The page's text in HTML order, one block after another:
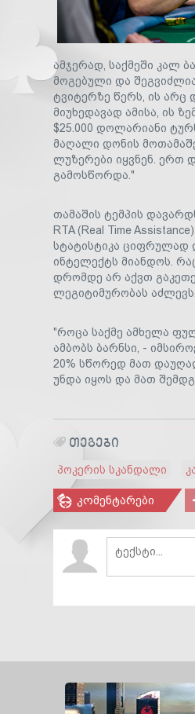
ამჯერად, საქმეში კალ
მოგებული და
ტვიტერზე წერს, ის არც
მიუხედავად ამისა, ის
$25.000 დოლარიანი
მაღალი დონის
ლუზერები იყვნენ. ერთ
გამოსწორდა."
თამაშის ტემპის
RTA (Real Time
სტატისტიკა ციფრულად
ინტელექტს მიანდოს.
დრომდე არ აქვთ
ლეგიტიმურობას აძლევს.
"როცა საქმე ამხელა
ამბობს ბარნსი, -
20% სწორედ მათ
უნდა იყოს და მათ
ᲗᲔᲒᲔᲑᲘ
პოკერის სკანდალი
კომენტარები